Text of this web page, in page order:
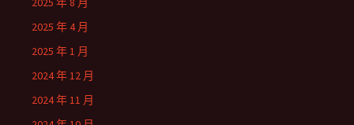
2025 年 4 月
2025 年 1 月
2024 年 12 月
2024 年 11 月